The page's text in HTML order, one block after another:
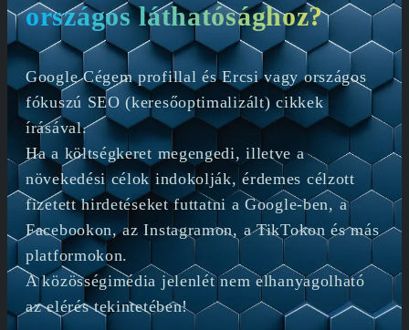
országos láthatósághoz?
Google Cégem profillal és Ercsi vagy országos
fókuszú SEO (keresőoptimalizált) cikkek
írásával.
Ha a költségkeret megengedi, illetve a
növekedési célok indokolják, érdemes célzott
fizetett hirdetéseket futtatni a Google-ben, a
Facebookon, az Instagramon, a TikTokon és más
platformokon.
A közösségimédia jelenlét nem elhanyagolható
az elérés tekintetében!